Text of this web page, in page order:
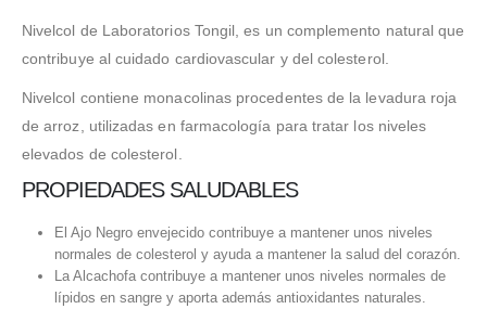
Nivelcol de Laboratorios Tongil, es un complemento natural que
contribuye al cuidado cardiovascular y del colesterol.
Nivelcol contiene monacolinas procedentes de la levadura roja
de arroz, utilizadas en farmacología para tratar los niveles
elevados de colesterol.
PROPIEDADES SALUDABLES
El Ajo Negro envejecido contribuye a mantener unos niveles
normales de colesterol y ayuda a mantener la salud del corazón.
La Alcachofa contribuye a mantener unos niveles normales de
lípidos en sangre y aporta además antioxidantes naturales.